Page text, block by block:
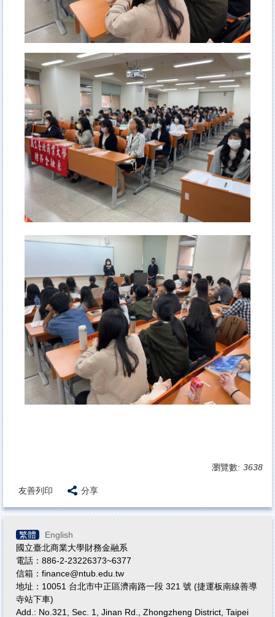
瀏覽數: 3638
友善列印 分享
繁體
English
國立臺北商業大學財務金融系
電話：886-2-23226373~6377
信箱：finance@ntub.edu.tw
地址：10051 台北市中正區濟南路一段 321 號 (捷運板南線善導
寺站下車)
Add.: No.321, Sec. 1, Jinan Rd., Zhongzheng District, Taipei